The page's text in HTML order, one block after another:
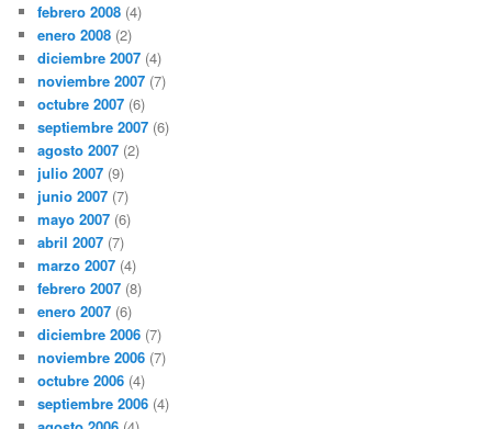
febrero 2008 (4)
enero 2008 (2)
diciembre 2007 (4)
noviembre 2007 (7)
octubre 2007 (6)
septiembre 2007 (6)
agosto 2007 (2)
julio 2007 (9)
junio 2007 (7)
mayo 2007 (6)
abril 2007 (7)
marzo 2007 (4)
febrero 2007 (8)
enero 2007 (6)
diciembre 2006 (7)
noviembre 2006 (7)
octubre 2006 (4)
septiembre 2006 (4)